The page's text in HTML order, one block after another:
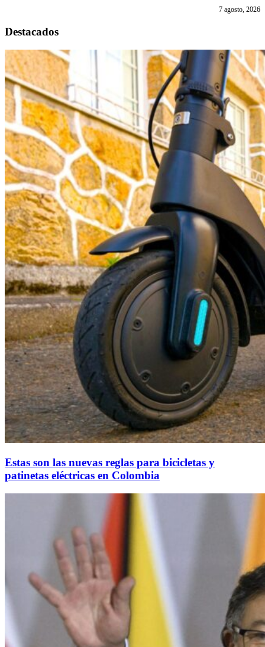
7 agosto, 2026
Destacados
Estas son las nuevas reglas para bicicletas y
patinetas eléctricas en Colombia